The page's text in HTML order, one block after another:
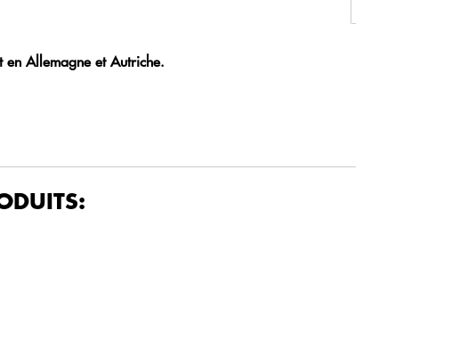
en Allemagne et Autriche.